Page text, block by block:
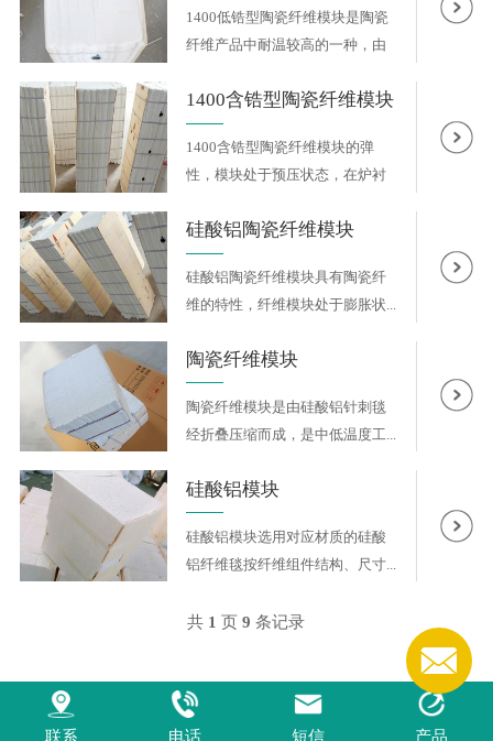
1400低锆型陶瓷纤维模块是陶瓷
纤维产品中耐温较高的一种，由
1400含锆型陶瓷纤维模块
1400含锆型陶瓷纤维模块的弹
性，模块处于预压状态，在炉衬
硅酸铝陶瓷纤维模块
硅酸铝陶瓷纤维模块具有陶瓷纤
维的特性，纤维模块处于膨胀状...
陶瓷纤维模块
陶瓷纤维模块是由硅酸铝针刺毯
经折叠压缩而成，是中低温度工...
硅酸铝模块
硅酸铝模块选用对应材质的硅酸
铝纤维毯按纤维组件结构、尺寸...
共 1 页9 条记录
联系 电话 短信 产品